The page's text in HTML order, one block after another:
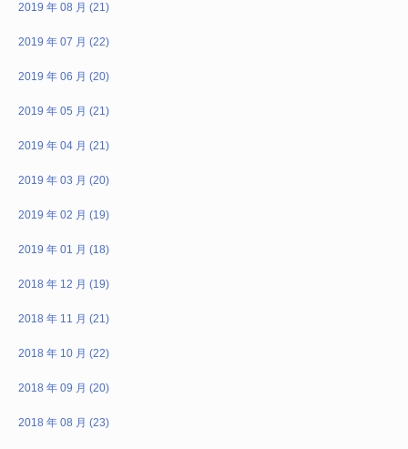
2019 年 08 月 (21)
2019 年 07 月 (22)
2019 年 06 月 (20)
2019 年 05 月 (21)
2019 年 04 月 (21)
2019 年 03 月 (20)
2019 年 02 月 (19)
2019 年 01 月 (18)
2018 年 12 月 (19)
2018 年 11 月 (21)
2018 年 10 月 (22)
2018 年 09 月 (20)
2018 年 08 月 (23)